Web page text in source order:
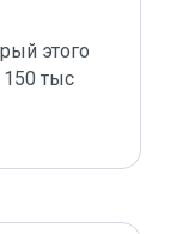
этого
тыс